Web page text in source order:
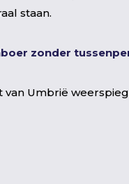
staan.
zonder
van Umbrië